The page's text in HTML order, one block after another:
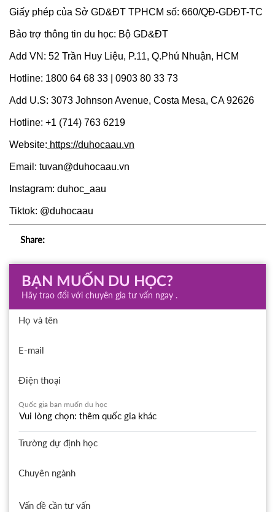
Giấy phép của Sở GD&ĐT TPHCM số: 660/QĐ-GDĐT-TC
Bảo trợ thông tin du học: Bộ GD&ĐT
Add VN: 52 Trần Huy Liệu, P.11, Q.Phú Nhuận, HCM
Hotline: 1800 64 68 33 | 0903 80 33 73
Add U.S: 3073 Johnson Avenue, Costa Mesa, CA 92626
Hotline: +1 (714) 763 6219
Website: https://duhocaau.vn
Email: tuvan@duhocaau.vn
Instagram: duhoc_aau
Tiktok: @duhocaau
Share:
BẠN MUỐN DU HỌC?
Hãy trao đổi với chuyên gia tư vấn ngay .
Họ và tên
E-mail
Điện thoại
Quốc gia bạn muốn du học
Trường dự định học
Chuyên ngành